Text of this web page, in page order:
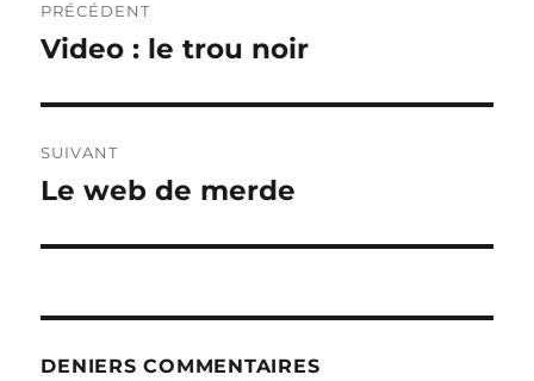
de
PRÉCÉDENT
Publication
Video : le trou noir
SUIVANT
Publication
Le web de merde
DENIERS COMMENTAIRES